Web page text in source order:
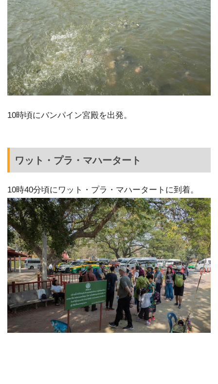
10時頃にバンパイン宮殿を出発。
ワット・プラ・マハータート
10時40分頃にワット・プラ・マハータートに到着。